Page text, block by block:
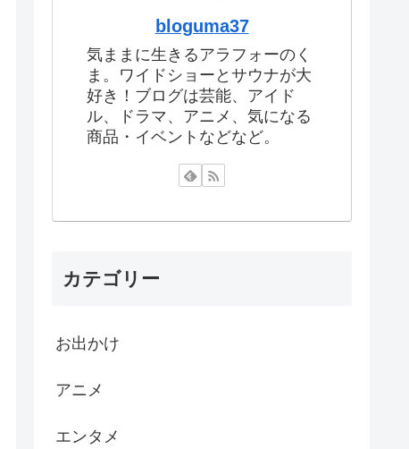
bloguma37
気ままに生きるアラフォーのく
ま。ワイドショーとサウナが大
好き！ブログは芸能、アイド
ル、ドラマ、アニメ、気になる
商品・イベントなどなど。
カテゴリー
お出かけ
アニメ
エンタメ